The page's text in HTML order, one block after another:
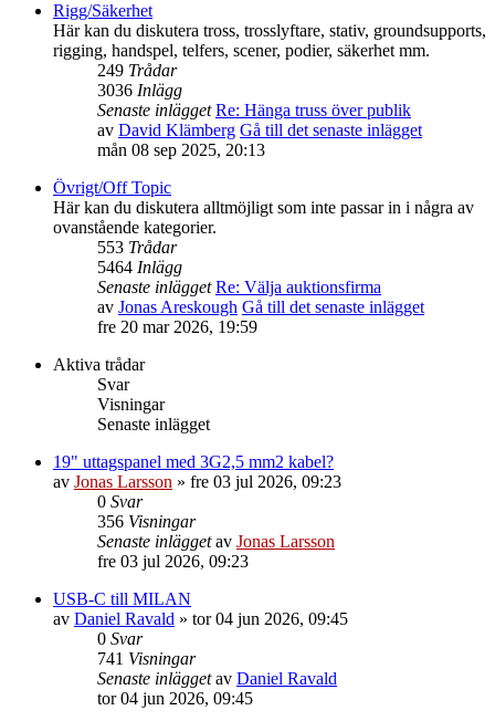
Rigg/Säkerhet
Här kan du diskutera tross, trosslyftare, stativ, groundsupports,
rigging, handspel, telfers, scener, podier, säkerhet mm.
249 Trådar
3036 Inlägg
Senaste inlägget Re: Hänga truss över publik
av David Klämberg Gå till det senaste inlägget
mån 08 sep 2025, 20:13
Övrigt/Off Topic
Här kan du diskutera alltmöjligt som inte passar in i några av
ovanstående kategorier.
553 Trådar
5464 Inlägg
Senaste inlägget Re: Välja auktionsfirma
av Jonas Areskough Gå till det senaste inlägget
fre 20 mar 2026, 19:59
Aktiva trådar
Svar
Visningar
Senaste inlägget
19" uttagspanel med 3G2,5 mm2 kabel?
av Jonas Larsson » fre 03 jul 2026, 09:23
0 Svar
356 Visningar
Senaste inläggetav Jonas Larsson
fre 03 jul 2026, 09:23
USB-C till MILAN
av Daniel Ravald » tor 04 jun 2026, 09:45
0 Svar
741 Visningar
Senaste inläggetav Daniel Ravald
tor 04 jun 2026, 09:45